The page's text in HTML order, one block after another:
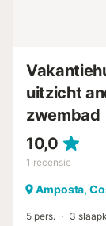
uitzicht
zwembad
10,0
1 recensie
Amposta,
5 pers. 3